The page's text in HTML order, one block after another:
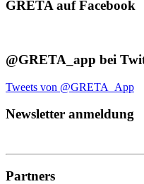
GRETA auf Facebook
@GRETA_app bei
Tweets von @GRETA_App
Newsletter anmeldung
Partners